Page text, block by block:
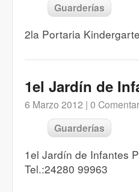
Guarderías
2la Portaria
1el Jardín de
6 Marzo 2012 | 0
Guarderías
1el Jardín de Infantes
Tel.:24280 99963